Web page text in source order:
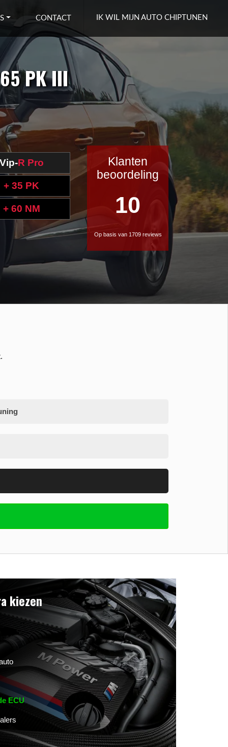
CONTACT IK WIL MIJN AUTO CHIPTUNEN
PK III
R Pro
+ 35 PK
+ 60 NM
Klanten
beoordeling
10
Op basis van 1709 reviews
kiezen
ECU